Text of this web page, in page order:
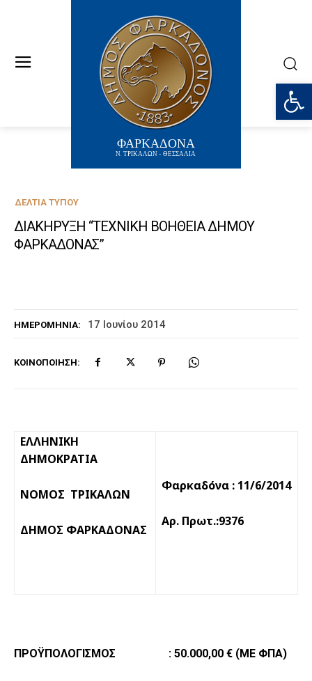
ΦΑΡΚΑΔΟΝΑ
Ν. ΤΡΙΚΑΛΩΝ - ΘΕΣΣΑΛΙΑ
ΗΜΕΡΟΜΗΝΊΑ: 17 Ιουνίου 2014
ΚΟΙΝΟΠΟΊΗΣΗ:
ΔΕΛΤΊΑ ΤΎΠΟΥ
ΔΙΑΚΗΡΥΞΗ “ΤΕΧΝΙΚΗ ΒΟΗΘΕΙΑ ΔΗΜΟΥ
ΦΑΡΚΑΔΟΝΑΣ”
ΕΛΛΗΝΙΚΗ
ΔΗΜΟΚΡΑΤΙΑ
ΝΟΜΟΣ ΤΡΙΚΑΛΩΝ
ΔΗΜΟΣ ΦΑΡΚΑΔΟΝΑΣ
Φαρκαδόνα : 11/6/2014
Αρ. Πρωτ.:9376
ΠΡΟΫΠΟΛΟΓΙΣΜΟΣ : 50.000,00 € (ΜΕ ΦΠΑ)